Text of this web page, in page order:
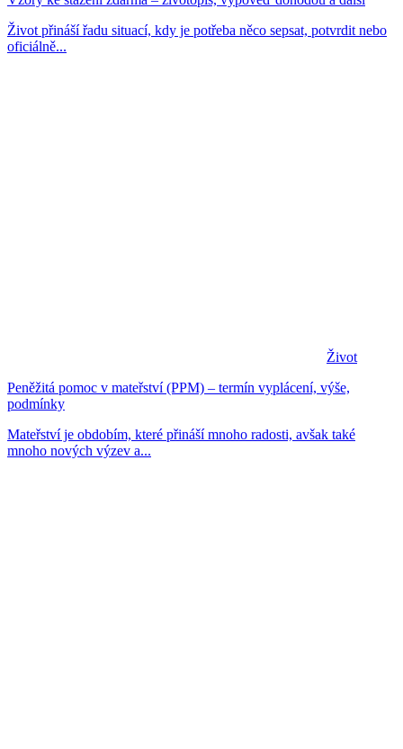
Život přináší řadu situací, kdy je potřeba něco sepsat, potvrdit nebo
oficiálně...
Život
Peněžitá pomoc v mateřství (PPM) – termín vyplácení, výše,
podmínky
Mateřství je obdobím, které přináší mnoho radosti, avšak také
mnoho nových výzev a...